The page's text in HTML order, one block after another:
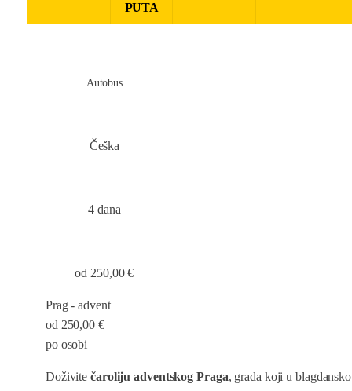
PUTA
Autobus
Češka
4 dana
od 250,00 €
Prag - advent
od 250,00 €
po osobi
Doživitečaroliju adventskog Praga, grada koji u